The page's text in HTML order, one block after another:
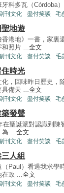
科多瓦（Córdoba
刊文化 盡付笑談 毛
地遊
香港地》一書，家裏
和照片 ...全文
刊文化 盡付笑談 毛
住時光
化，回味昨日歷史，
具備天 ...全文
刊文化 盡付笑談 毛
發聲
在聖誕派對認識到
為 ...全文
刊文化 盡付笑談 毛
人組
（Paul）看過我求學
在政 ...全文
刊文化 盡付笑談 毛